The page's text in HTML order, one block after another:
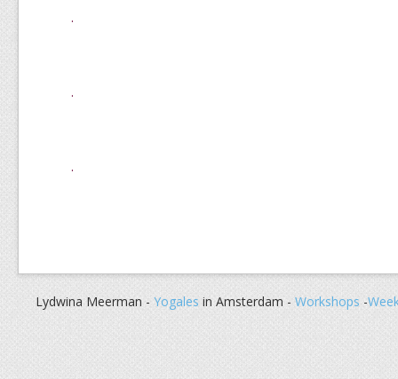
.
.
.
Lydwina Meerman - Yogales in Amsterdam - Workshops -